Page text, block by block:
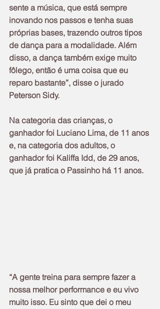
sente a música, que está sempre
inovando nos passos e tenha suas
próprias bases, trazendo outros tipos
de dança para a modalidade. Além
disso, a dança também exige muito
fôlego, então é uma coisa que eu
reparo bastante”, disse o jurado
Peterson Sidy.
Na categoria das crianças, o
ganhador foi Luciano Lima, de 11 anos
e, na categoria dos adultos, o
ganhador foi Kaliffa Idd, de 29 anos,
que já pratica o Passinho há 11 anos.
“A gente treina para sempre fazer a
nossa melhor performance e eu vivo
muito isso. Eu sinto que dei o meu